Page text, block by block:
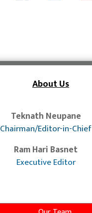
About Us
Teknath Neupane
Chairman/Editor-in-Chief
Ram Hari Basnet
Executive Editor